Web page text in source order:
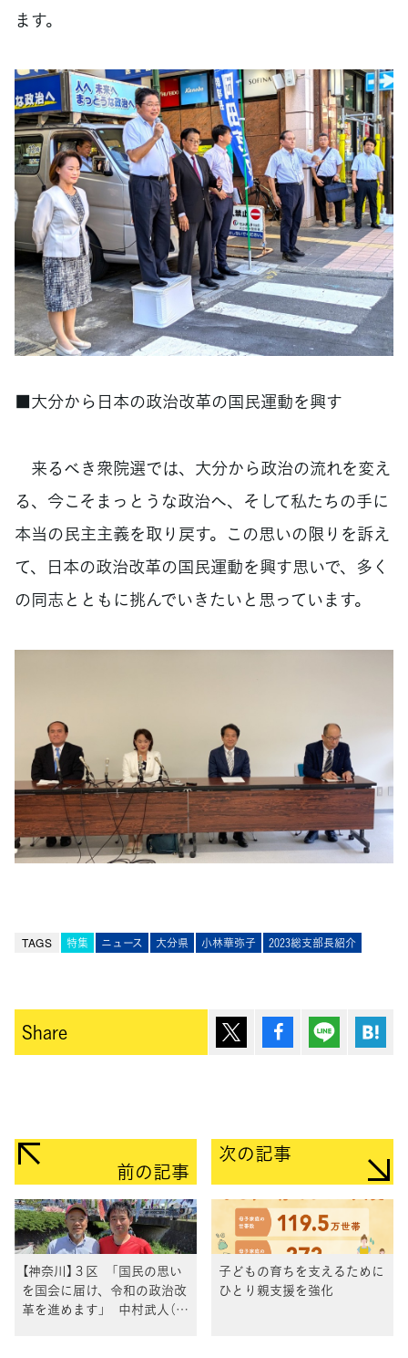
ます。
■大分から日本の政治改革の国民運動を興す
来るべき衆院選では、大分から政治の流れを変え
る、今こそまっとうな政治へ、そして私たちの手に
本当の民主主義を取り戻す。この思いの限りを訴え
て、日本の政治改革の国民運動を興す思いで、多く
の同志とともに挑んでいきたいと思っています。
TAGS 特集 ニュース 大分県 小林華弥子 2023総支部長紹介
Share ポスト シェア Lineで送
前の記事
【神奈川】３区 「国民の思い
を国会に届け、令和の政治改
革を進めます」 中村武人（な
次の記事
子どもの育ちを支えるために
ひとり親支援を強化